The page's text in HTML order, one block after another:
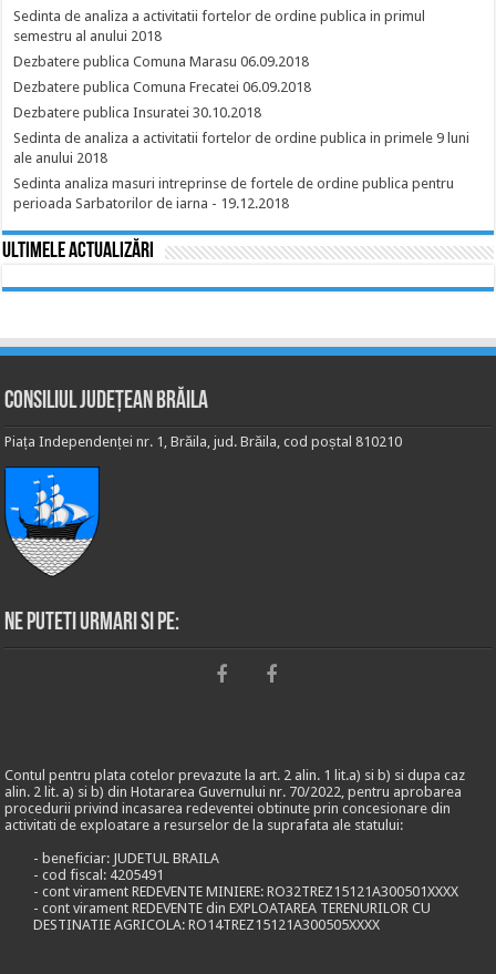
Sedinta de analiza a activitatii fortelor de ordine publica in primul
semestru al anului 2018
Dezbatere publica Comuna Marasu 06.09.2018
Dezbatere publica Comuna Frecatei 06.09.2018
Dezbatere publica Insuratei 30.10.2018
Sedinta de analiza a activitatii fortelor de ordine publica in primele 9 luni
ale anului 2018
Sedinta analiza masuri intreprinse de fortele de ordine publica pentru
perioada Sarbatorilor de iarna - 19.12.2018
Ultimele actualizări
Consiliul Județean Brăila
Piața Independenței nr. 1, Brăila, jud. Brăila, cod poștal 810210
Ne puteti urmari si pe:
Contul pentru plata cotelor prevazute la art. 2 alin. 1 lit.a) si b) si dupa caz
alin. 2 lit. a) si b) din Hotararea Guvernului nr. 70/2022, pentru aprobarea
procedurii privind incasarea redeventei obtinute prin concesionare din
activitati de exploatare a resurselor de la suprafata ale statului:
- beneficiar: JUDETUL BRAILA
- cod fiscal: 4205491
- cont virament REDEVENTE MINIERE: RO32TREZ15121A300501XXXX
- cont virament REDEVENTE din EXPLOATAREA TERENURILOR CU
DESTINATIE AGRICOLA: RO14TREZ15121A300505XXXX